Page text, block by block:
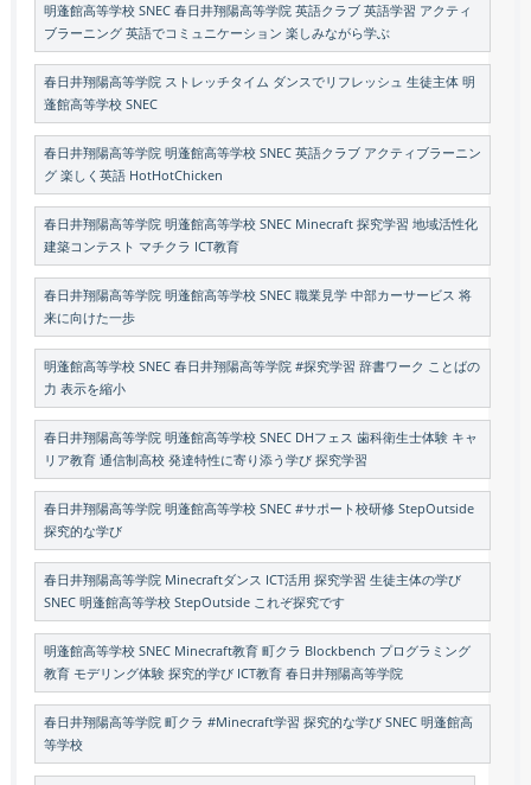
明蓬館高等学校 SNEC 春日井翔陽高等学院 英語クラブ 英語学習 アクティ
ブラーニング 英語でコミュニケーション 楽しみながら学ぶ
春日井翔陽高等学院 ストレッチタイム ダンスでリフレッシュ 生徒主体 明
蓬館高等学校 SNEC
春日井翔陽高等学院 明蓬館高等学校 SNEC 英語クラブ アクティブラーニン
グ 楽しく英語 HotHotChicken
春日井翔陽高等学院 明蓬館高等学校 SNEC Minecraft 探究学習 地域活性化
建築コンテスト マチクラ ICT教育
春日井翔陽高等学院 明蓬館高等学校 SNEC 職業見学 中部カーサービス 将
来に向けた一歩
明蓬館高等学校 SNEC 春日井翔陽高等学院 #探究学習 辞書ワーク ことばの
力 表示を縮小
春日井翔陽高等学院 明蓬館高等学校 SNEC DHフェス 歯科衛生士体験 キャ
リア教育 通信制高校 発達特性に寄り添う学び 探究学習
春日井翔陽高等学院 明蓬館高等学校 SNEC #サポート校研修 StepOutside
探究的な学び
春日井翔陽高等学院 Minecraftダンス ICT活用 探究学習 生徒主体の学び
SNEC 明蓬館高等学校 StepOutside これぞ探究です
明蓬館高等学校 SNEC Minecraft教育 町クラ Blockbench プログラミング
教育 モデリング体験 探究的学び ICT教育 春日井翔陽高等学院
春日井翔陽高等学院 町クラ #Minecraft学習 探究的な学び SNEC 明蓬館高
等学校